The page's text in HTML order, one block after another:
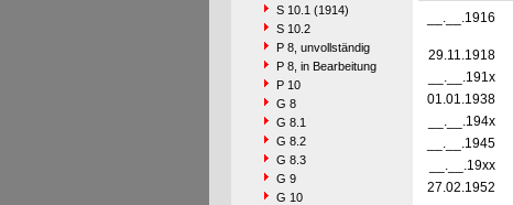
S 10.1 (1914)
S 10.2
P 8, unvollständig
P 8, in Bearbeitung
P 10
G 8
G 8.1
G 8.2
G 8.3
G 9
G 10
__.__.1916
29.11.1918
__.__.191x
01.01.1938
__.__.194x
__.__.1945
__.__.19xx
27.02.1952